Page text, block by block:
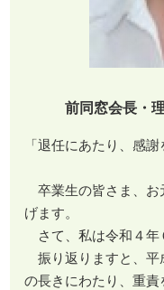
前同窓会長・
「退任にあたり、感謝
卒業生の皆さま、お
げます。
さて、私は令和４年
振り返りますと、平
の長きにわたり、重責